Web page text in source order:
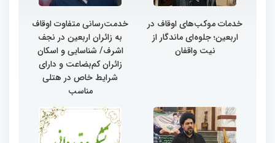
خدمات موکب‌های اوقاف در
اربعین؛ جلوه‌ای ماندگار از
نیت واقفان
خدمت‌رسانی متفاوت اوقاف
به زائران اربعین در نجف
اشرف/ شناسایی و اسکان
زائران کم‌بضاعت و دارای
شرایط خاص در هتلی
مناسب